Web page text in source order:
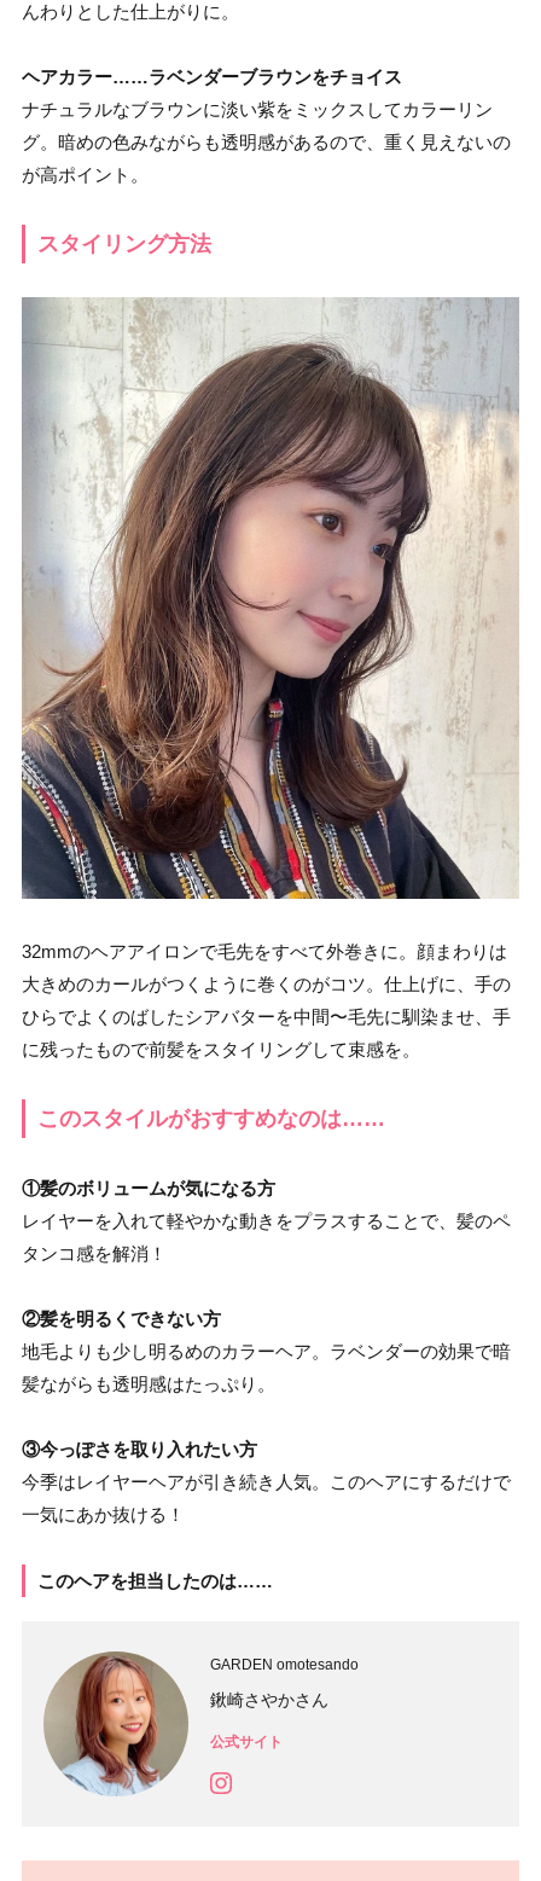
んわりとした仕上がりに。
ヘアカラー……ラベンダーブラウンをチョイス
ナチュラルなブラウンに淡い紫をミックスしてカラーリン
グ。暗めの色みながらも透明感があるので、重く見えないの
が高ポイント。
スタイリング方法
32mmのヘアアイロンで毛先をすべて外巻きに。顔まわりは
大きめのカールがつくように巻くのがコツ。仕上げに、手の
ひらでよくのばしたシアバターを中間〜毛先に馴染ませ、手
に残ったもので前髪をスタイリングして束感を。
このスタイルがおすすめなのは……
①髪のボリュームが気になる方
レイヤーを入れて軽やかな動きをプラスすることで、髪のペ
タンコ感を解消！
②髪を明るくできない方
地毛よりも少し明るめのカラーヘア。ラベンダーの効果で暗
髪ながらも透明感はたっぷり。
③今っぽさを取り入れたい方
今季はレイヤーヘアが引き続き人気。このヘアにするだけで
一気にあか抜ける！
このヘアを担当したのは……
GARDEN omotesando
鍬崎さやかさん
公式サイト